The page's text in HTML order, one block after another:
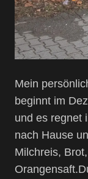
Mein
beginnt im
und es regnet
nach Hause
Milchreis,